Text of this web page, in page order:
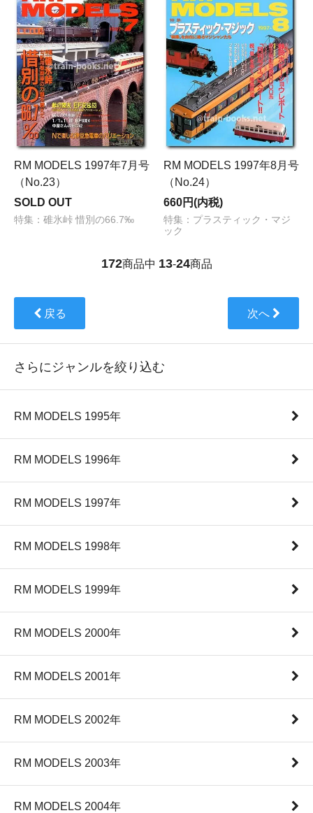
RM MODELS 1997年7月号
（No.23）
SOLD OUT
特集：碓氷峠 惜別の66.7‰
RM MODELS 1997年8月号
（No.24）
660円(内税)
特集：プラスティック・マジ
ック
172商品中 13-24商品
戻る 次へ
さらにジャンルを絞り込む
RM MODELS 1995年
RM MODELS 1996年
RM MODELS 1997年
RM MODELS 1998年
RM MODELS 1999年
RM MODELS 2000年
RM MODELS 2001年
RM MODELS 2002年
RM MODELS 2003年
RM MODELS 2004年